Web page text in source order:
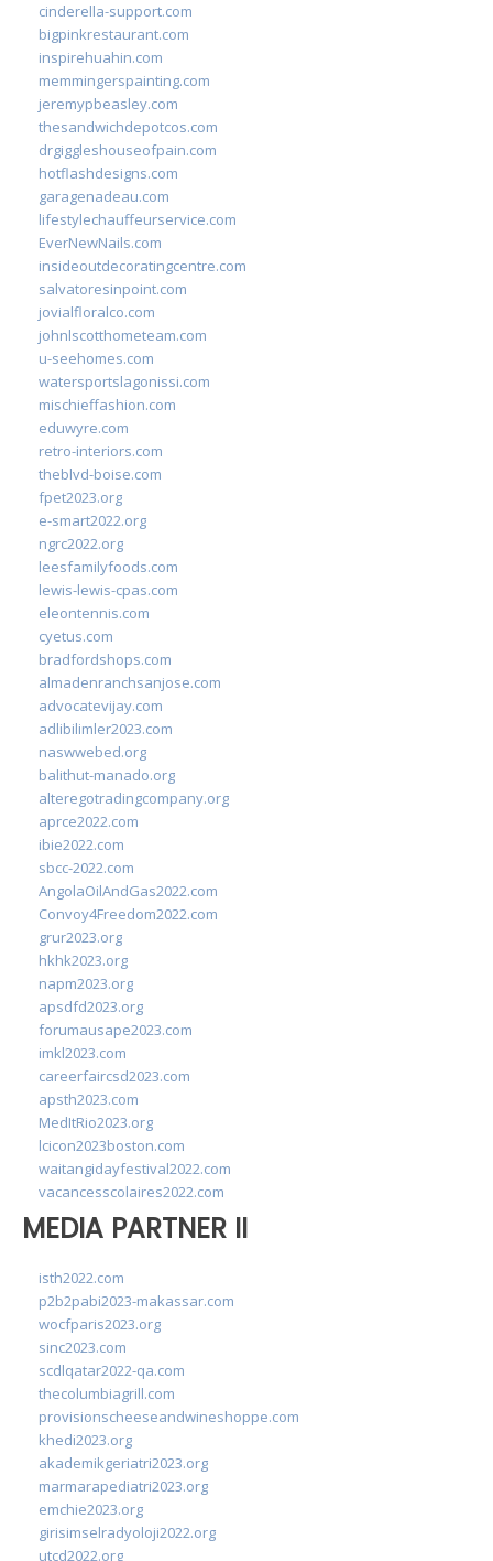
cinderella-support.com
bigpinkrestaurant.com
inspirehuahin.com
memmingerspainting.com
jeremypbeasley.com
thesandwichdepotcos.com
drgiggleshouseofpain.com
hotflashdesigns.com
garagenadeau.com
lifestylechauffeurservice.com
EverNewNails.com
insideoutdecoratingcentre.com
salvatoresinpoint.com
jovialfloralco.com
johnlscotthometeam.com
u-seehomes.com
watersportslagonissi.com
mischieffashion.com
eduwyre.com
retro-interiors.com
theblvd-boise.com
fpet2023.org
e-smart2022.org
ngrc2022.org
leesfamilyfoods.com
lewis-lewis-cpas.com
eleontennis.com
cyetus.com
bradfordshops.com
almadenranchsanjose.com
advocatevijay.com
adlibilimler2023.com
naswwebed.org
balithut-manado.org
alteregotradingcompany.org
aprce2022.com
ibie2022.com
sbcc-2022.com
AngolaOilAndGas2022.com
Convoy4Freedom2022.com
grur2023.org
hkhk2023.org
napm2023.org
apsdfd2023.org
forumausape2023.com
imkl2023.com
careerfaircsd2023.com
apsth2023.com
MedItRio2023.org
lcicon2023boston.com
waitangidayfestival2022.com
vacancesscolaires2022.com
MEDIA PARTNER II
isth2022.com
p2b2pabi2023-makassar.com
wocfparis2023.org
sinc2023.com
scdlqatar2022-qa.com
thecolumbiagrill.com
provisionscheeseandwineshoppe.com
khedi2023.org
akademikgeriatri2023.org
marmarapediatri2023.org
emchie2023.org
girisimselradyoloji2022.org
utcd2022.org